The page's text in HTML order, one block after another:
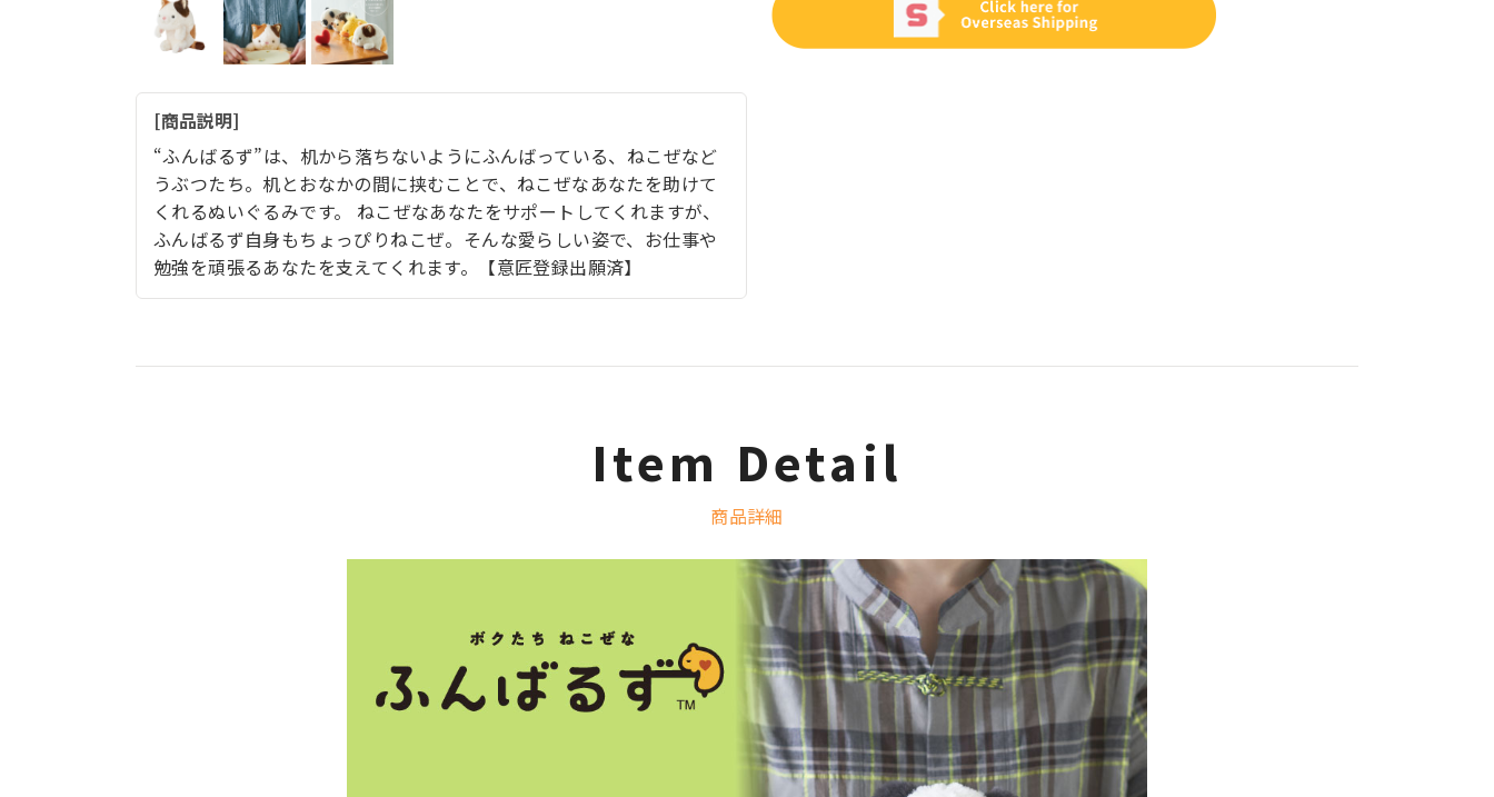
商品説明
“ふんばるず”は、机から落ちないようにふんばっている、ねこぜなど
うぶつたち。机とおなかの間に挟むことで、ねこぜなあなたを助けて
くれるぬいぐるみです。 ねこぜなあなたをサポートしてくれますが、
ふんばるず自身もちょっぴりねこぜ。そんな愛らしい姿で、お仕事や
勉強を頑張るあなたを支えてくれます。【意匠登録出願済】
Item Detail
商品詳細